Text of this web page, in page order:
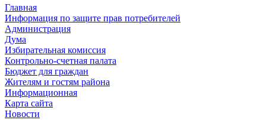
Главная
Информация по защите прав потребителей
Администрация
Дума
Избирательная комиссия
Контрольно-счетная палата
Бюджет для граждан
Жителям и гостям района
Информационная
Карта сайта
Новости